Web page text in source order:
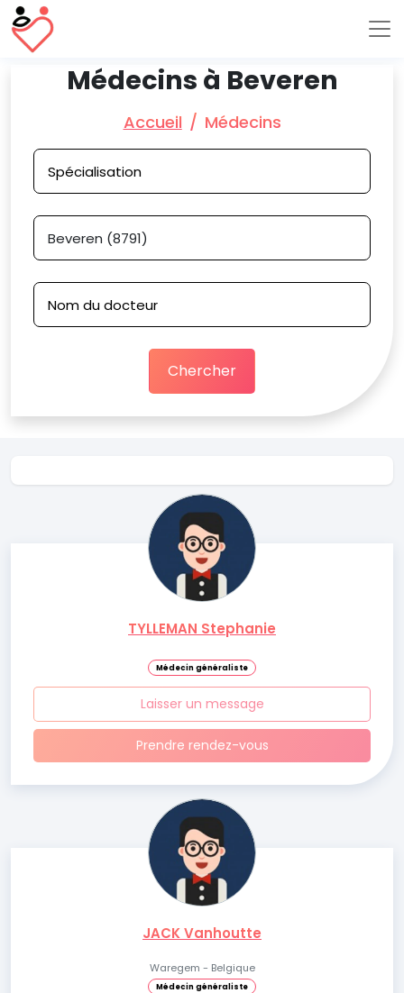
Médecins à Beveren
Accueil Médecins
Chercher
TYLLEMAN Stephanie
Médecin généraliste
Laisser un message
Prendre rendez-vous
JACK Vanhoutte
Waregem - Belgique
Médecin généraliste